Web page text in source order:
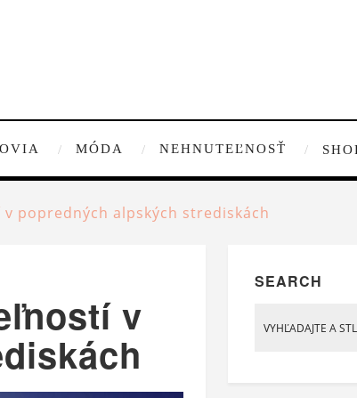
MÓDA NEHNUTEĽNOSŤ
popredných alpských strediskách
v
SEARCH